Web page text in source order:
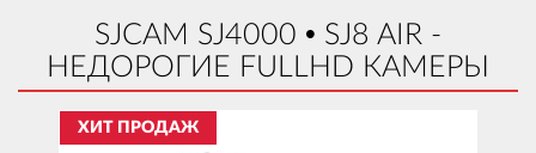
SJCAM SJ4000 • SJ8 AIR -
НЕДОРОГИЕ FULLHD КАМЕРЫ
ХИТ ПРОДАЖ